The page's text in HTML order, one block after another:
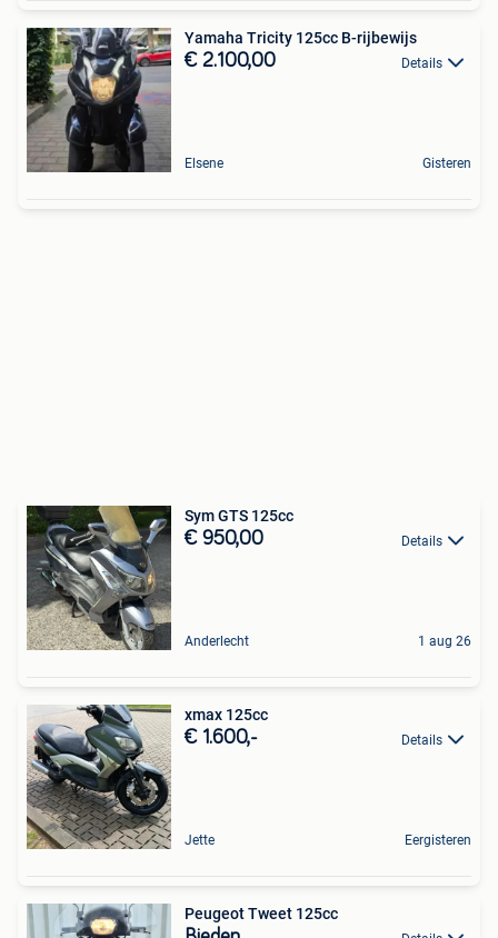
Yamaha Tricity 125cc B-rijbewijs
€ 2.100,00 Details
Elsene Gisteren
Sym GTS 125cc
€ 950,00 Details
Anderlecht 1 aug 26
xmax 125cc
€ 1.600,- Details
Jette Eergisteren
Peugeot Tweet 125cc